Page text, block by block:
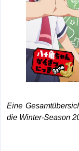
Eine
die Winter-Season